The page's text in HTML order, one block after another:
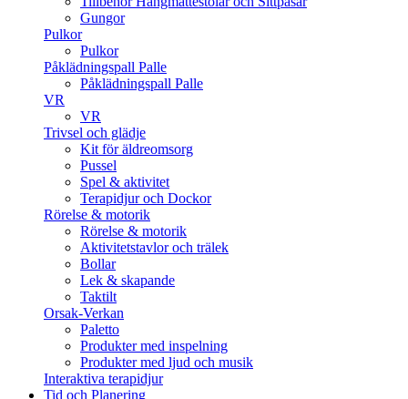
Gungor
Pulkor
Pulkor
Påklädningspall Palle
Påklädningspall Palle
VR
VR
Trivsel och glädje
Kit för äldreomsorg
Pussel
Spel & aktivitet
Terapidjur och Dockor
Rörelse & motorik
Rörelse & motorik
Aktivitetstavlor och trälek
Bollar
Lek & skapande
Taktilt
Orsak-Verkan
Paletto
Produkter med inspelning
Produkter med ljud och musik
Interaktiva terapidjur
Tid och Planering